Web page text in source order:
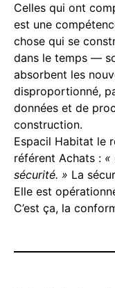
Celles qui ont
est une
chose qui se
dans le temps —
absorbent les
disproportionné,
données et de
construction.
Espacil Habitat le
référent Achats : «
sécurité. » La
Elle est
C’est ça, la